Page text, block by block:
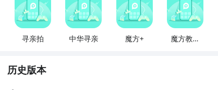
寻亲拍 中华寻亲 魔方+
魔方教程
历史版本